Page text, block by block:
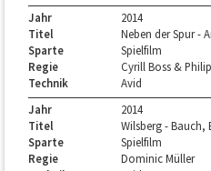
Jahr
2014
Titel
Neben der Spur -
Sparte
Spielfilm
Regie
Cyrill Boss &
Technik
Avid
Jahr
2014
Titel
Wilsberg - Bauch,
Sparte
Spielfilm
Regie
Dominic Müller